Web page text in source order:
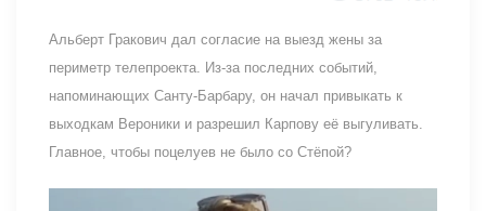
Альберт Гракович дал согласие на выезд жены за
периметр телепроекта. Из-за последних событий,
напоминающих Санту-Барбару, он начал привыкать к
выходкам Вероники и разрешил Карпову её выгуливать.
Главное, чтобы поцелуев не было со Стёпой?